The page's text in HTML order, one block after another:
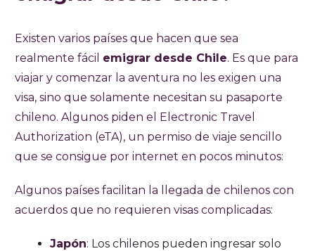
Existen varios países que hacen que sea
realmente fácil emigrar desde Chile. Es que para
viajar y comenzar la aventura no les exigen una
visa, sino que solamente necesitan su pasaporte
chileno. Algunos piden el Electronic Travel
Authorization (eTA), un permiso de viaje sencillo
que se consigue por internet en pocos minutos:
Algunos países facilitan la llegada de chilenos con
acuerdos que no requieren visas complicadas:
Japón: Los chilenos pueden ingresar solo